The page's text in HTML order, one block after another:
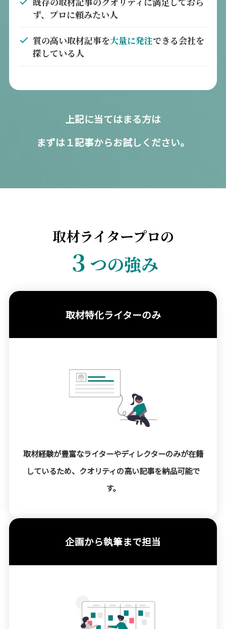
ず、プロに頼みたい人
質の高い取材記事を大量に発注できる会社を
探している人
上記に当てはまる方は
まずは１記事からお試しください。
取材ライタープロの
３ つの強み
取材特化ライターのみ
取材経験が豊富なライターやディレクターのみが在籍
しているため、クオリティの高い記事を納品可能で
す。
企画から執筆まで担当